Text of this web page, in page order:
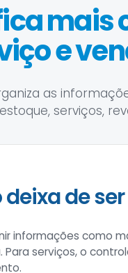
mais
e
as
serviços,
de
informações como
serviços, o